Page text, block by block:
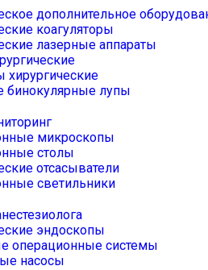
дополнительное
коагуляторы
лазерные аппараты
хирургические
бинокулярные лупы
микроскопы
столы
отсасыватели
светильники
эндоскопы
операционные системы
насосы